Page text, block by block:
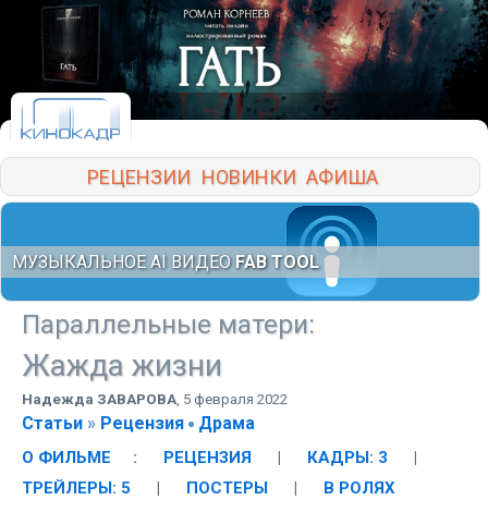
РЕЦЕНЗИИ НОВИНКИ АФИША
МУЗЫКАЛЬНОЕ AI ВИДЕО FAB TOOL
Параллельные матери:
Жажда жизни
Надежда ЗАВАРОВА, 5 февраля 2022
Статьи » Рецензия Драма
О ФИЛЬМЕ : РЕЦЕНЗИЯ | КАДРЫ: 3
|
ТРЕЙЛЕРЫ: 5
| ПОСТЕРЫ | В РОЛЯХ